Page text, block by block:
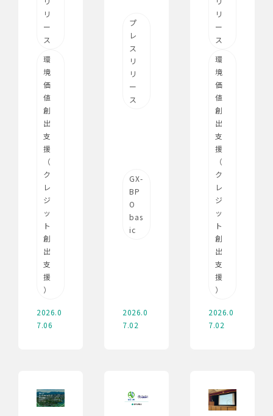
リ
ー
ス
環
境
価
値
創
出
支
援
（
ク
レ
ジ
ッ
ト
創
出
支
援
）
2026.0
7.06
プ
レ
ス
リ
リ
ー
ス
GX-
BP
O
bas
ic
2026.0
7.02
リ
ー
ス
環
境
価
値
創
出
支
援
（
ク
レ
ジ
ッ
ト
創
出
支
援
）
2026.0
7.02